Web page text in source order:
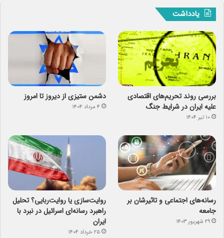
یادداشت
بررسی روند تحریم‌های اقتصادی
علیه ایران در شرایط جنگ
۱۰ تیر ۱۴۰۴
دشمن ستیزی از دیروز تا امروز
۴ مرداد ۱۴۰۴
رسانه‌های اجتماعی و تاثیرشان بر
جامعه
۲۹ شهریور ۱۴۰۳
روایت‌سازی یا روایت‌ربایی؟ تحلیل
راهبرد رسانه‌ای اسرائیل در نبرد با
ایران
۲۵ خرداد ۱۴۰۴